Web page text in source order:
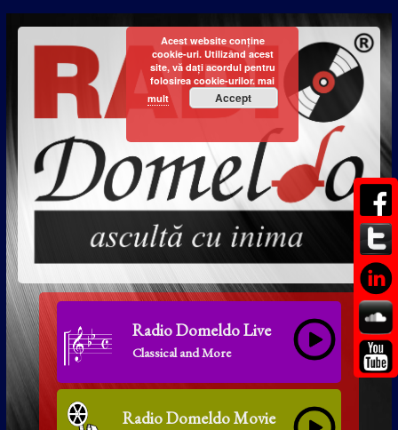
Radio Domeldo Live
Classical and More
Radio Domeldo Movie
Acest website conține
cookie-uri. Utilizând acest
site, vă dați acordul pentru
folosirea cookie-urilor. mai
mult
Accept